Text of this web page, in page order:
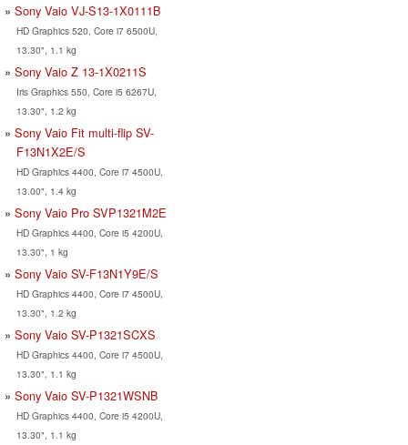
Sony Vaio VJ-S13-1X0111B
HD Graphics 520, Core i7 6500U,
13.30", 1.1 kg
Sony Vaio Z 13-1X0211S
Iris Graphics 550, Core i5 6267U,
13.30", 1.2 kg
Sony Vaio Fit multi-flip SV-
F13N1X2E/S
HD Graphics 4400, Core i7 4500U,
13.00", 1.4 kg
Sony Vaio Pro SVP1321M2E
HD Graphics 4400, Core i5 4200U,
13.30", 1 kg
Sony Vaio SV-F13N1Y9E/S
HD Graphics 4400, Core i7 4500U,
13.30", 1.2 kg
Sony Vaio SV-P1321SCXS
HD Graphics 4400, Core i7 4500U,
13.30", 1.1 kg
Sony Vaio SV-P1321WSNB
HD Graphics 4400, Core i5 4200U,
13.30", 1.1 kg